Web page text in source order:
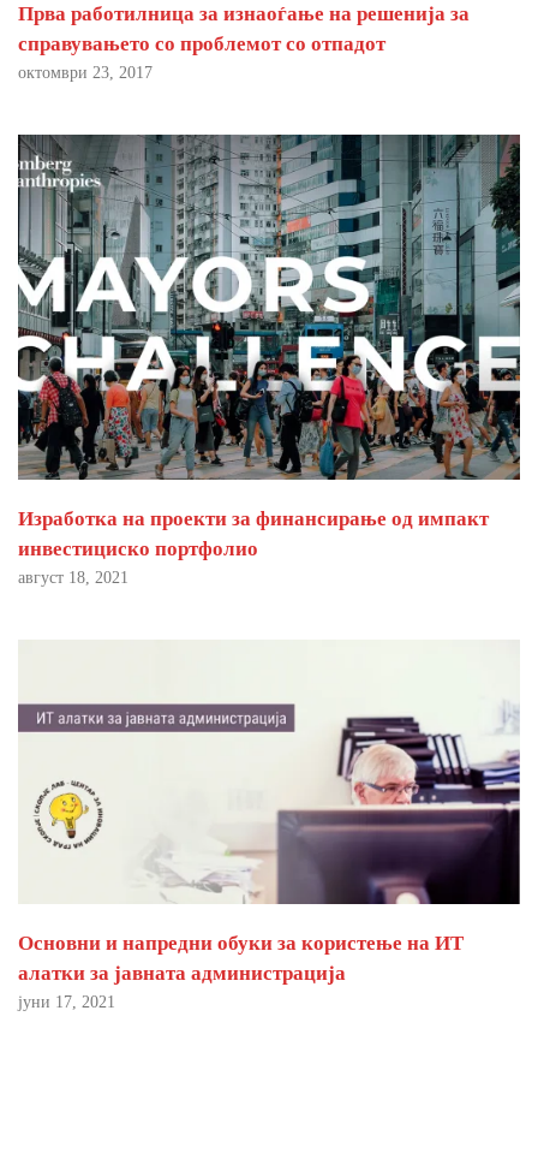
Прва работилница за изнаоѓање на решенија за
справувањето со проблемот со отпадот
октомври 23, 2017
Изработка на проекти за финансирање од импакт
инвестициско портфолио
август 18, 2021
Основни и напредни обуки за користење на ИТ
алатки за јавната администрација
јуни 17, 2021